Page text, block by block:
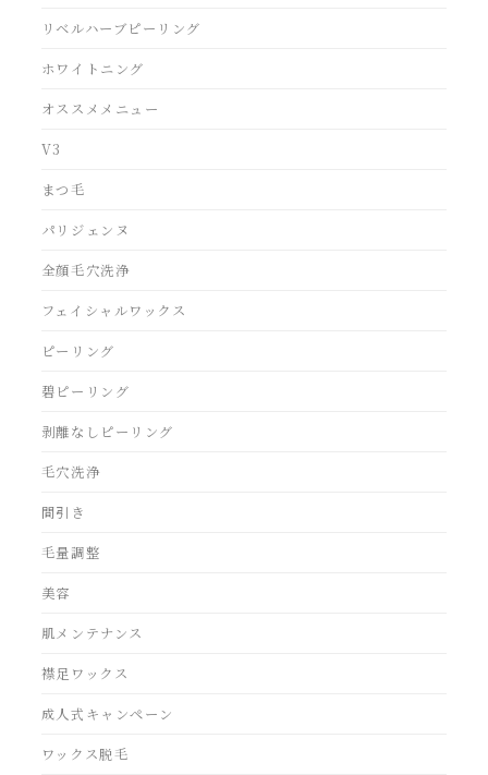
リベルハーブピーリング
ホワイトニング
オススメメニュー
V3
まつ毛
パリジェンヌ
全顔毛穴洗浄
フェイシャルワックス
ピーリング
碧ピーリング
剥離なしピーリング
毛穴洗浄
間引き
毛量調整
美容
肌メンテナンス
襟足ワックス
成人式キャンペーン
ワックス脱毛